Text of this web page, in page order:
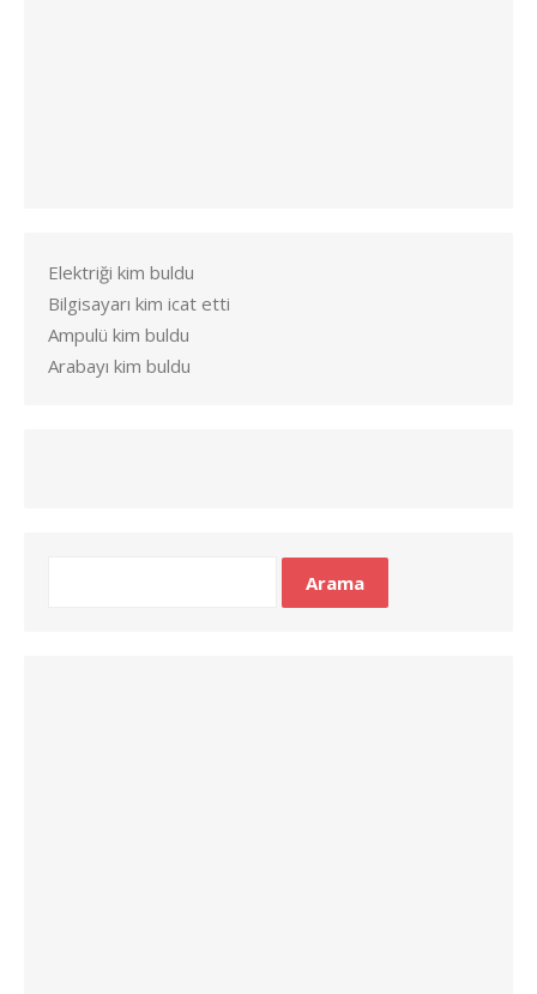
Elektriği kim buldu
Bilgisayarı kim icat etti
Ampulü kim buldu
Arabayı kim buldu